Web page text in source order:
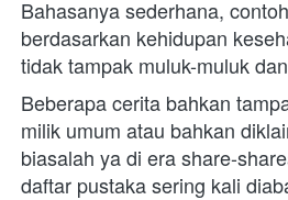
Bahasanya sederhana,
berdasarkan kehidupan
tidak tampak muluk-muluk
Beberapa cerita bahkan
milik umum atau bahkan
biasalah ya di era share-
daftar pustaka sering kali